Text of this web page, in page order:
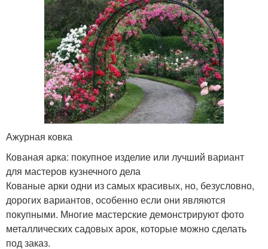
Ажурная ковка
Кованая арка: покупное изделие или лучший вариант
для мастеров кузнечного дела
Кованые арки одни из самых красивых, но, безусловно,
дорогих вариантов, особенно если они являются
покупными. Многие мастерские демонстрируют фото
металлических садовых арок, которые можно сделать
под заказ.